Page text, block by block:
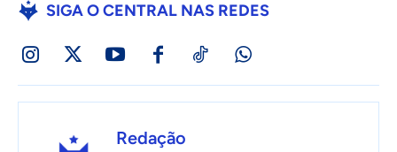
SIGA O CENTRAL NAS REDES
Redação